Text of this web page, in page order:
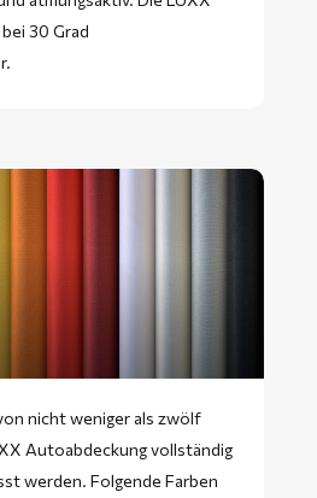
30 Grad
nicht weniger als zwölf
Autoabdeckung vollständig
werden. Folgende Farben